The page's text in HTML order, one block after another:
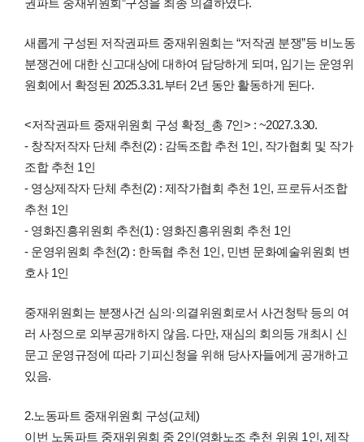
권파트 중재위원회”구성을 최종 의결하였다.
새롭게 구성된 저작권파트 중재위원회는 “저작권 분쟁”등 비노동
분쟁건에 대한 신고대상에 대하여 담당하게 되며, 임기는 운영위
원회에서 확정된 2025.3.31.부터 2년 동안 활동하게 된다.
<저작권파트 중재위원회 구성 확정_총 7인> : ~2027.3.30.
- 창작저작자 단체 추천(2) : 감독조합 추천 1인, 작가협회 및 작가
조합 추천 1인
- 영상제작자 단체 추천(2) : 제작가협회 추천 1인, 프로듀서조합
추천 1인
- 영화진흥위원회 추천(1) : 영화진흥위원회 추천 1인
- 운영위원회 추천(2) : 한독협 추천 1인, 민변 문화예술위원회 변
호사 1인
중재위원회는 분쟁사건 심의·의결위원회로서 사건청탁 등의 여
러 사정으로 외부공개하지 않음. 다만, 재심의 회의등 개최시 신
문고 운영규정에 따라 기피신청을 위해 당사자들에게 공개하고
있음.
2.노동파트 중재위원회 구성(교체)
이번 노동파트 중재위원회 중 2인(영화노조 추천 위원 1인, 제작